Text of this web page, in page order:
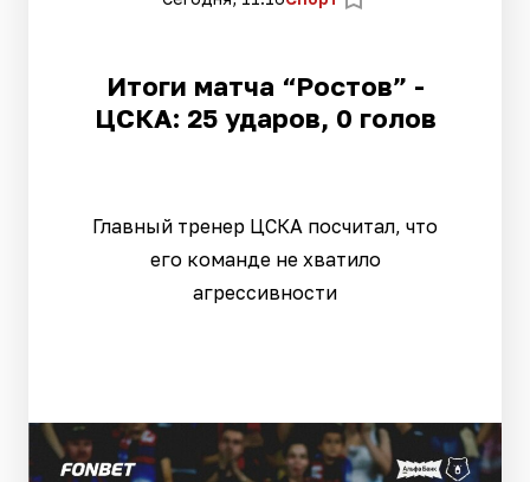
Итоги матча “Ростов” -
ЦСКА: 25 ударов, 0 голов
Главный тренер ЦСКА посчитал, что
его команде не хватило
агрессивности